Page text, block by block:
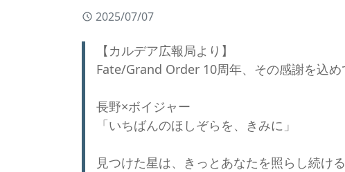
2025/07/07
【カルデア広報局より】
Fate/Grand Order 10周年、その感謝を込め
長野×ボイジャー
「いちばんのほしぞらを、きみに」
見つけた星は、きっとあなたを照らし続ける